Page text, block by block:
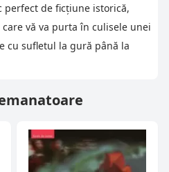
perfect de ficțiune istorică,
vă va purta în culisele unei
cu sufletul la gură până la